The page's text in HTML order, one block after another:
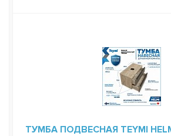
ТУМБА ПОДВЕСНАЯ TEYMI